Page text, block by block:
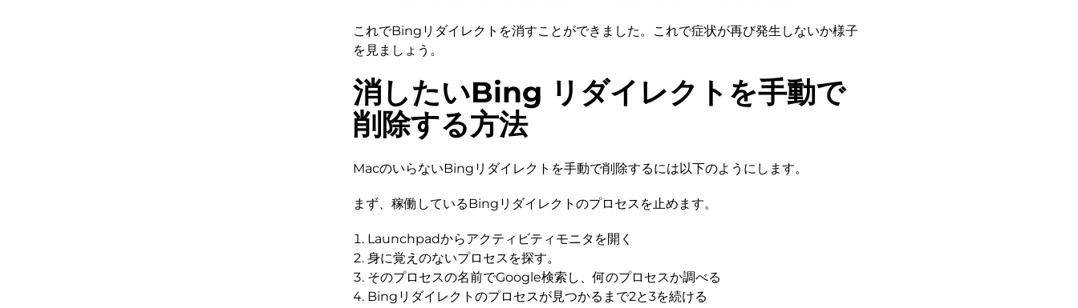
これでBingリダイレクトを消すことができました。これで症状が再び発生しないか様子
を見ましょう。
消したいBing リダイレクトを手動で
削除する方法
MacのいらないBingリダイレクトを手動で削除するには以下のようにします。
まず、稼働しているBingリダイレクトのプロセスを止めます。
Launchpadからアクティビティモニタを開く
身に覚えのないプロセスを探す。
そのプロセスの名前でGoogle検索し、何のプロセスか調べる
Bingリダイレクトのプロセスが見つかるまで2と3を続ける